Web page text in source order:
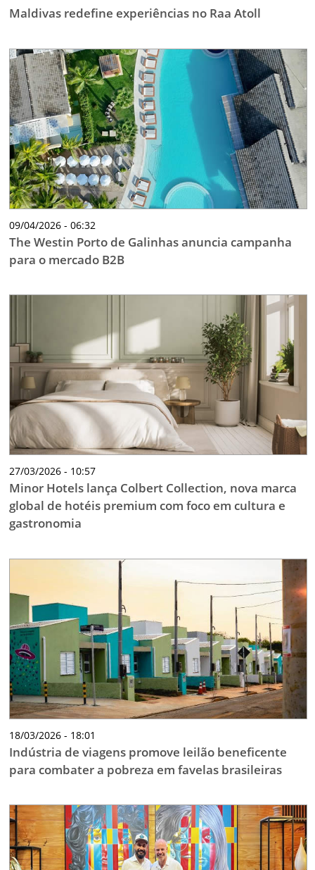
Maldivas redefine experiências no Raa Atoll
09/04/2026 - 06:32
The Westin Porto de Galinhas anuncia campanha
para o mercado B2B
27/03/2026 - 10:57
Minor Hotels lança Colbert Collection, nova marca
global de hotéis premium com foco em cultura e
gastronomia
18/03/2026 - 18:01
Indústria de viagens promove leilão beneficente
para combater a pobreza em favelas brasileiras